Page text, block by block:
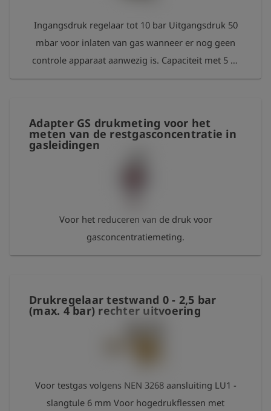
Ingangsdruk regelaar tot 10 bar Uitgangsdruk 50
mbar voor inlaten van gas wanneer er nog geen
controle apparaat aanwezig is. Capaciteit met 5 m
slang: bij 1 bar voordruk ca. 2,4 m³/h bij 5 bar
Adapter GS drukmeting voor het
meten van de restgasconcentratie in
gasleidingen
Voor het reduceren van de druk voor
gasconcentratiemeting.
Drukregelaar testwand 0 - 2,5 bar
(max. 4 bar) rechter uitvoering
Voor testgas volgens NEN 3268 aansluiting LU1 -
slangtule 6 mm Voor hogedrukflessen met